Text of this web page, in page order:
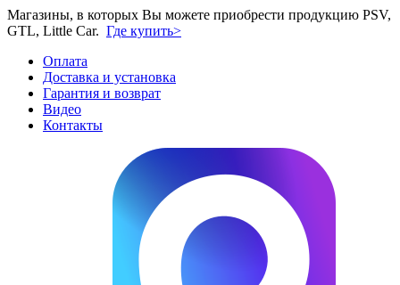
Магазины, в которых Вы можете приобрести продукцию PSV,
GTL, Little Car. Где купить>
Оплата
Доставка и установка
Гарантия и возврат
Видео
Контакты